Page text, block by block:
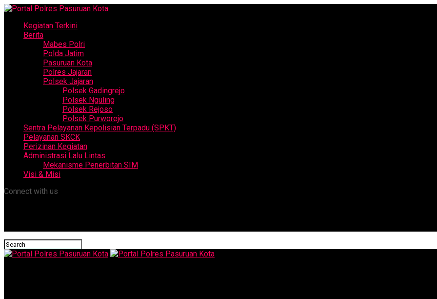
Kegiatan Terkini
Berita
Mabes Polri
Polda Jatim
Pasuruan Kota
Polres Jajaran
Polsek Jajaran
Polsek Gadingrejo
Polsek Nguling
Polsek Rejoso
Polsek Purworejo
Sentra Pelayanan Kepolisian Terpadu (SPKT)
Pelayanan SKCK
Perizinan Kegiatan
Administrasi Lalu Lintas
Mekanisme Penerbitan SIM
Visi & Misi
Connect with us